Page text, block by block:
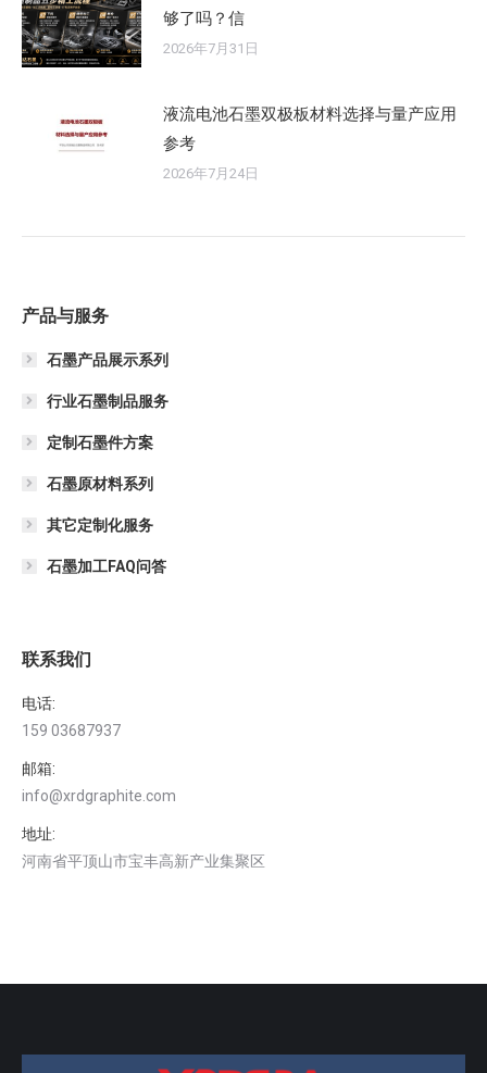
够了吗？信
2026年7月31日
液流电池石墨双极板材料选择与量产应用
参考
2026年7月24日
产品与服务
石墨产品展示系列
行业石墨制品服务
定制石墨件方案
石墨原材料系列
其它定制化服务
石墨加工FAQ问答
联系我们
电话:
159 03687937
邮箱:
info@xrdgraphite.com
地址:
河南省平顶山市宝丰高新产业集聚区